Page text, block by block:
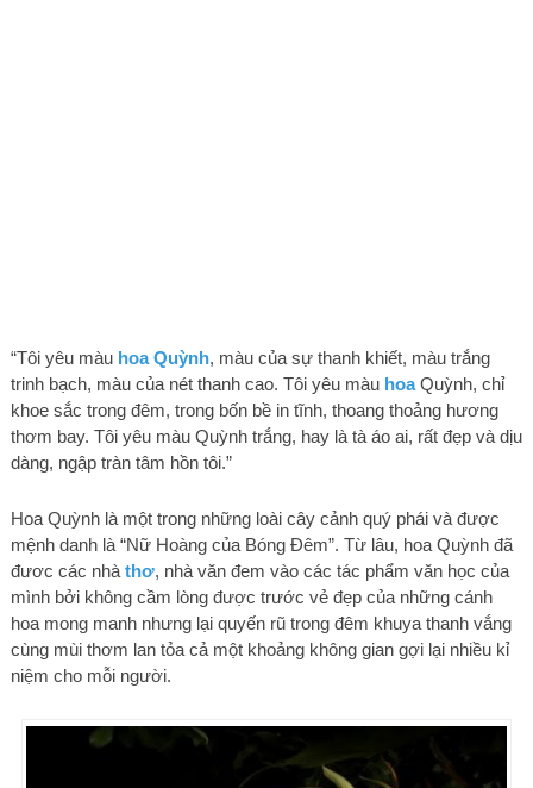
“Tôi yêu màu hoa Quỳnh, màu của sự thanh khiết, màu trắng
trinh bạch, màu của nét thanh cao. Tôi yêu màu hoaQuỳnh, chỉ
khoe sắc trong đêm, trong bốn bề in tĩnh, thoang thoảng hương
thơm bay. Tôi yêu màu Quỳnh trắng, hay là tà áo ai, rất đẹp và dịu
dàng, ngập tràn tâm hồn tôi.”
Hoa Quỳnh là một trong những loài cây cảnh quý phái và được
mệnh danh là “Nữ Hoàng của Bóng Đêm”. Từ lâu, hoa Quỳnh đã
đươc các nhà thơ, nhà văn đem vào các tác phẩm văn học của
mình bởi không cầm lòng được trước vẻ đẹp của những cánh
hoa mong manh nhưng lại quyến rũ trong đêm khuya thanh vắng
cùng mùi thơm lan tỏa cả một khoảng không gian gợi lại nhiều kỉ
niệm cho mỗi người.